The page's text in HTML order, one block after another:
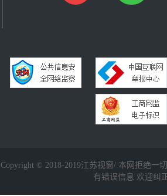
Copyright © 2018-2019江苏视窗/ 本网拒绝一
有错误信息 欢迎纠